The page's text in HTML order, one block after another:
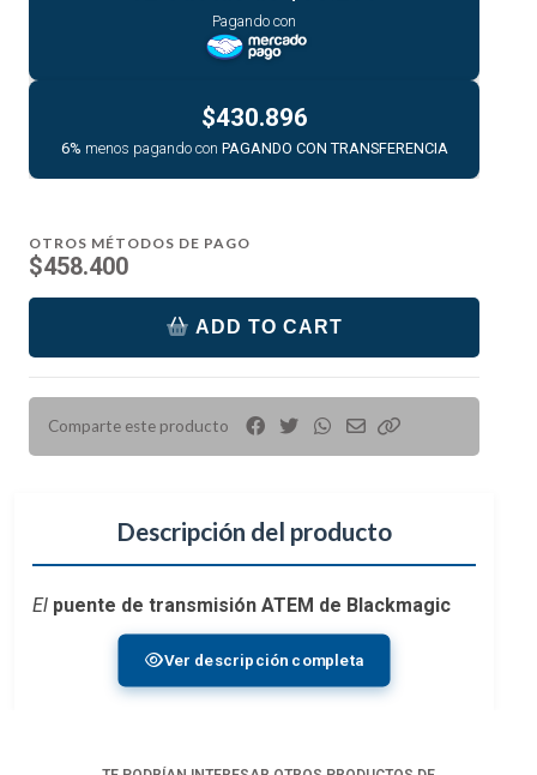
Pagando con
$430.896
6% menos pagando con PAGANDO CON TRANSFERENCIA
OTROS MÉTODOS DE PAGO
$458.400
ADD TO CART
Comparte este producto
Descripción del producto
El puente de transmisión ATEM de Blackmagic
Design para conmutadores de transmisión
ATEM Mini Prole permite convertir la señal IP de
cualquier unidad ATEM Mini Pro en vídeo SDI y
Ver descripción completa